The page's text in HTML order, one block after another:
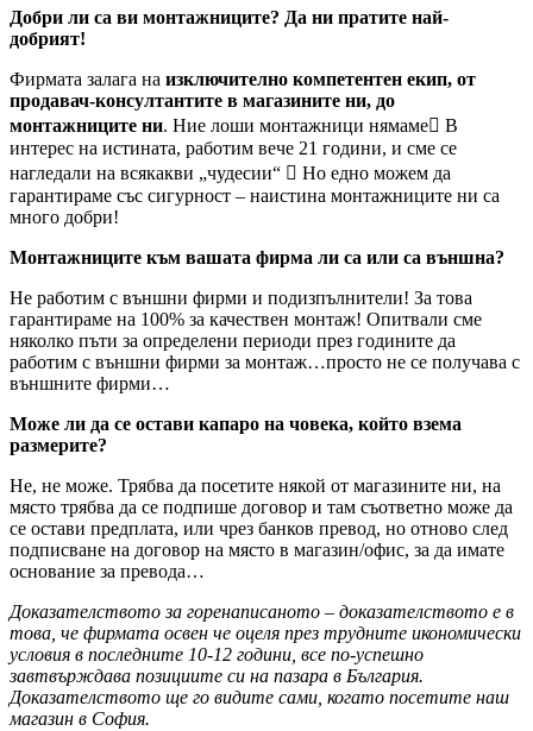
Добри ли са ви монтажниците? Да ни пратите най-
добрият!
Фирмата залага на изключително компетентен екип, от
продавач-консултантите в магазините ни, до
монтажниците ни. Ние лоши монтажници нямаме В
интерес на истината, работим вече 21 години, и сме се
нагледали на всякакви „чудесии“  Но едно можем да
гарантираме със сигурност – наистина монтажниците ни са
много добри!
Монтажниците към вашата фирма ли са или са външна?
Не работим с външни фирми и подизпълнители! За това
гарантираме на 100% за качествен монтаж! Опитвали сме
няколко пъти за определени периоди през годините да
работим с външни фирми за монтаж…просто не се получава с
външните фирми…
Може ли да се остави капаро на човека, който взема
размерите?
Не, не може. Трябва да посетите някой от магазините ни, на
място трябва да се подпише договор и там съответно може да
се остави предплата, или чрез банков превод, но отново след
подписване на договор на място в магазин/офис, за да имате
основание за превода…
Доказателството за горенаписаното – доказателството е в
това, че фирмата освен че оцеля през трудните икономически
условия в последните 10-12 години, все по-успешно
завтвърждава позициите си на пазара в България.
Доказателството ще го видите сами, когато посетите наш
магазин в София.